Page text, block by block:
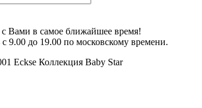
Вами в самое ближайшее время!
9.00 до 19.00 по московскому времени.
Eckse Коллекция Baby Star